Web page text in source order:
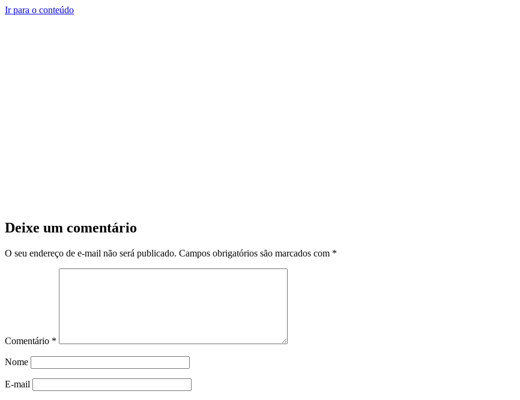
Ir para o conteúdo
Deixe um comentário
O seu endereço de e-mail não será publicado. Campos obrigatórios são marcados com *
Comentário *
Nome
E-mail